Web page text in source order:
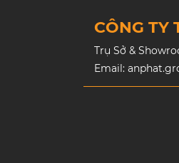
CÔNG TY
Trụ Sở &
Email: